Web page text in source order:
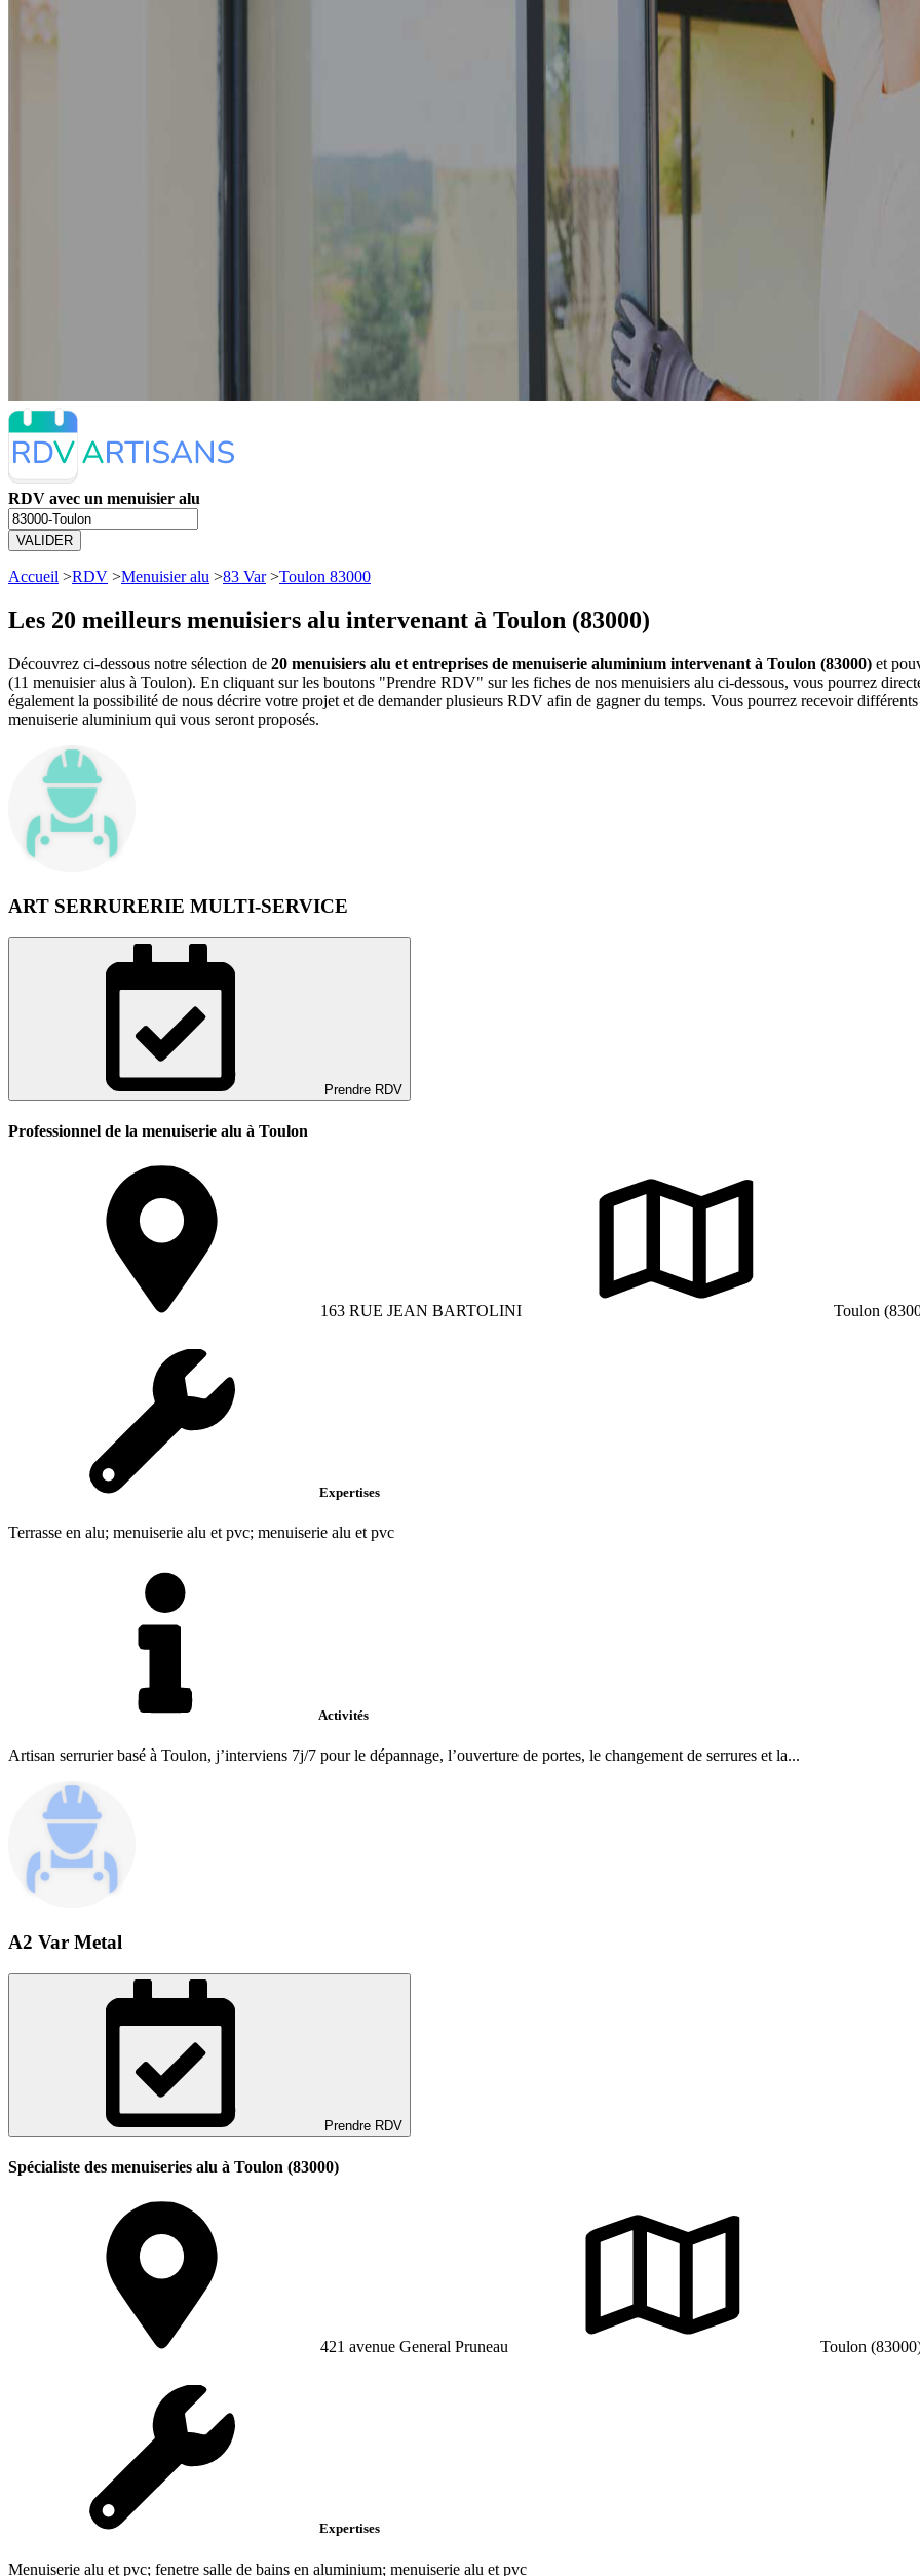
RDV avec un menuisier alu
VALIDER
Accueil >RDV >Menuisier alu >83 Var>Toulon 83000
Les 20 meilleurs menuisiers alu intervenant à Toulon (83000)
Découvrez ci-dessous notre sélection de 20 menuisiers alu et entreprises de menuiserie aluminium intervenant à Toulon (83000) et
(11 menuisier alus à Toulon). En cliquant sur les boutons "Prendre RDV" sur les fiches de nos menuisiers alu ci-dessous, vous pourrez
également la possibilité de nous décrire votre projet et de demander plusieurs RDV afin de gagner du temps. Vous pourrez recevoir
menuiserie aluminium qui vous seront proposés.
ART SERRURERIE MULTI-SERVICE
Prendre RDV
Professionnel de la menuiserie alu à Toulon
163 RUE JEAN BARTOLINI Toulon
Expertises
Terrasse en alu; menuiserie alu et pvc; menuiserie alu et pvc
Activités
Artisan serrurier basé à Toulon, j’interviens 7j/7 pour le dépannage, l’ouverture de portes, le changement de serrures et la...
A2 Var Metal
Prendre RDV
Spécialiste des menuiseries alu à Toulon (83000)
421 avenue General Pruneau Toulon
Expertises
Menuiserie alu et pvc; fenetre salle de bains en aluminium; menuiserie alu et pvc